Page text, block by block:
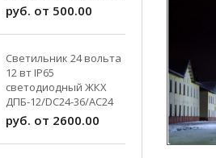
руб. от 500.00
Светильник 24 вольта
12 вт IP65
светодиодный ЖКХ
ДПБ-12/DC24-36/АС24
руб. от 2600.00